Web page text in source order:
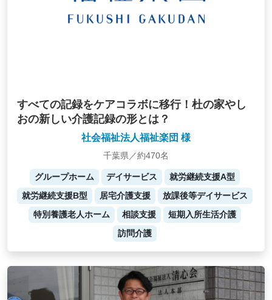
すべての記録をケアコラボに移行！杜の家やし
おの新しい介護記録の形とは？
社会福祉法人福祉楽団 様
千葉県／約470名
グループホーム デイサービス
就労継続支援A型
就労継続支援B型
居宅介護支援
放課後等デイサービス
特別養護老人ホーム
相談支援
短期入所生活介護
訪問介護